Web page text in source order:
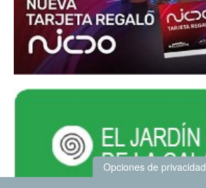
Opciones de privacidad